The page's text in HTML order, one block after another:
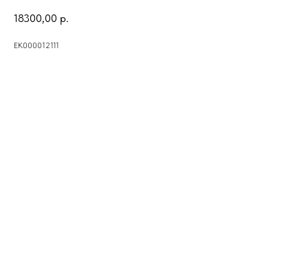
18300,00 р.
ЕК000012111